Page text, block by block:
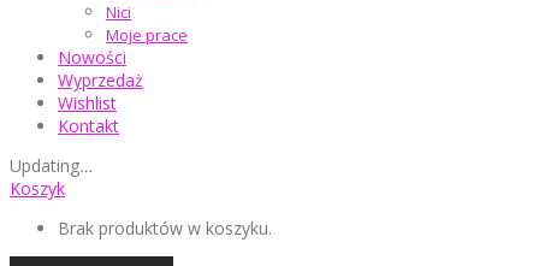
Nici
Moje prace
Nowości
Wyprzedaż
Wishlist
Kontakt
Updating…
Koszyk
Brak produktów w koszyku.